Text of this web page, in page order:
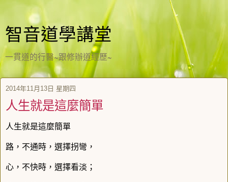
智音道學講堂
一貫道的行醫~跟修辦道經歷~
2014年11月13日 星期四
人生就是這麼簡單
人生就是這麼簡單
路，不通時，選擇拐彎，
心，不快時，選擇看淡；